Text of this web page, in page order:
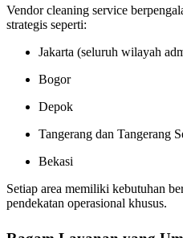
Vendor cleaning service
strategis seperti:
Jakarta (seluruh wilayah
Bogor
Depok
Tangerang dan Tangerang
Bekasi
Setiap area memiliki kebutuhan
pendekatan operasional khusus.